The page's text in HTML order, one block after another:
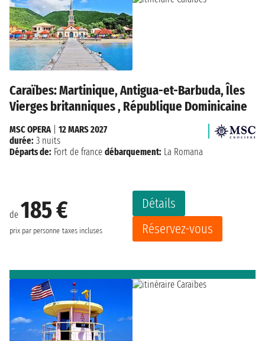
Caraïbes: Martinique, Antigua-et-Barbuda, Îles
Vierges britanniques , République Dominicaine
de 185 €
prix par personne taxes incluses
Détails
Réservez-vous
MSC OPERA
12 MARS 2027
durée: 3 nuits
Départs de: Fort de france débarquement: La Romana